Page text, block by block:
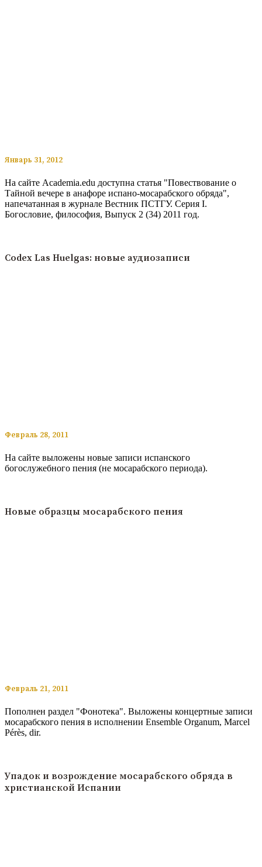
​​Январь 31, 2012
На сайте Academia.edu доступна статья "Повествование о
Тайной вечере в анафоре испано-мосарабского обряда",
напечатанная в журнале Вестник ПСТГУ. Серия I.
Богословие, философия, Выпуск 2 (34) 2011 год.
Codex Las Huelgas: новые аудиозаписи
​​Февраль 28, 2011
На сайте выложены новые записи испанского
богослужебного пения (не мосарабского периода).
Новые образцы мосарабского пения
​​Февраль 21, 2011
Пополнен раздел "Фонотека". Выложены концертные записи
мосарабского пения в исполнении Ensemble Organum, Marcel
Pérès, dir.
Упадок и возрождение мосарабского обряда в
христианской Испании